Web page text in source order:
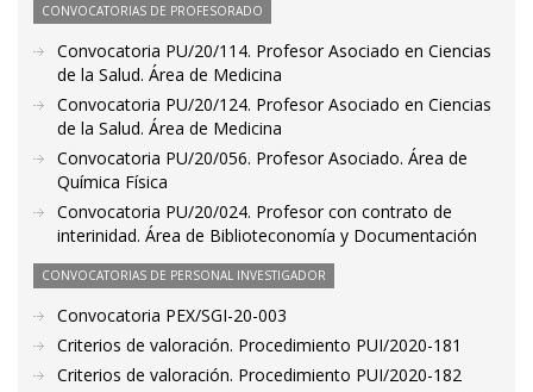
CONVOCATORIAS DE PROFESORADO
Convocatoria PU/20/114. Profesor Asociado en Ciencias
de la Salud. Área de Medicina
Convocatoria PU/20/124. Profesor Asociado en Ciencias
de la Salud. Área de Medicina
Convocatoria PU/20/056. Profesor Asociado. Área de
Química Física
Convocatoria PU/20/024. Profesor con contrato de
interinidad. Área de Biblioteconomía y Documentación
CONVOCATORIAS DE PERSONAL INVESTIGADOR
Convocatoria PEX/SGI-20-003
Criterios de valoración. Procedimiento PUI/2020-181
Criterios de valoración. Procedimiento PUI/2020-182